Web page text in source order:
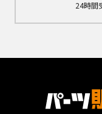
24時間